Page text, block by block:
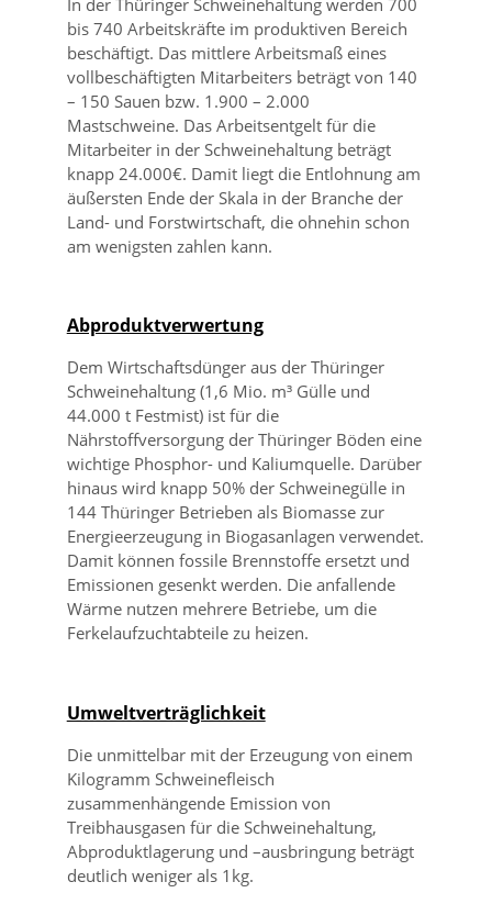
bis 740 Arbeitskräfte im produktiven Bereich
beschäftigt. Das mittlere Arbeitsmaß eines
vollbeschäftigten Mitarbeiters beträgt von 140
– 150 Sauen bzw. 1.900 – 2.000
Mastschweine. Das Arbeitsentgelt für die
Mitarbeiter in der Schweinehaltung beträgt
knapp 24.000€. Damit liegt die Entlohnung am
äußersten Ende der Skala in der Branche der
Land- und Forstwirtschaft, die ohnehin schon
am wenigsten zahlen kann.
Abproduktverwertung
Dem Wirtschaftsdünger aus der Thüringer
Schweinehaltung (1,6 Mio. m³ Gülle und
44.000 t Festmist) ist für die
Nährstoffversorgung der Thüringer Böden eine
wichtige Phosphor- und Kaliumquelle. Darüber
hinaus wird knapp 50% der Schweinegülle in
144 Thüringer Betrieben als Biomasse zur
Energieerzeugung in Biogasanlagen verwendet.
Damit können fossile Brennstoffe ersetzt und
Emissionen gesenkt werden. Die anfallende
Wärme nutzen mehrere Betriebe, um die
Ferkelaufzuchtabteile zu heizen.
Umweltverträglichkeit
Die unmittelbar mit der Erzeugung von einem
Kilogramm Schweinefleisch
zusammenhängende Emission von
Treibhausgasen für die Schweinehaltung,
Abproduktlagerung und –ausbringung beträgt
deutlich weniger als 1kg.